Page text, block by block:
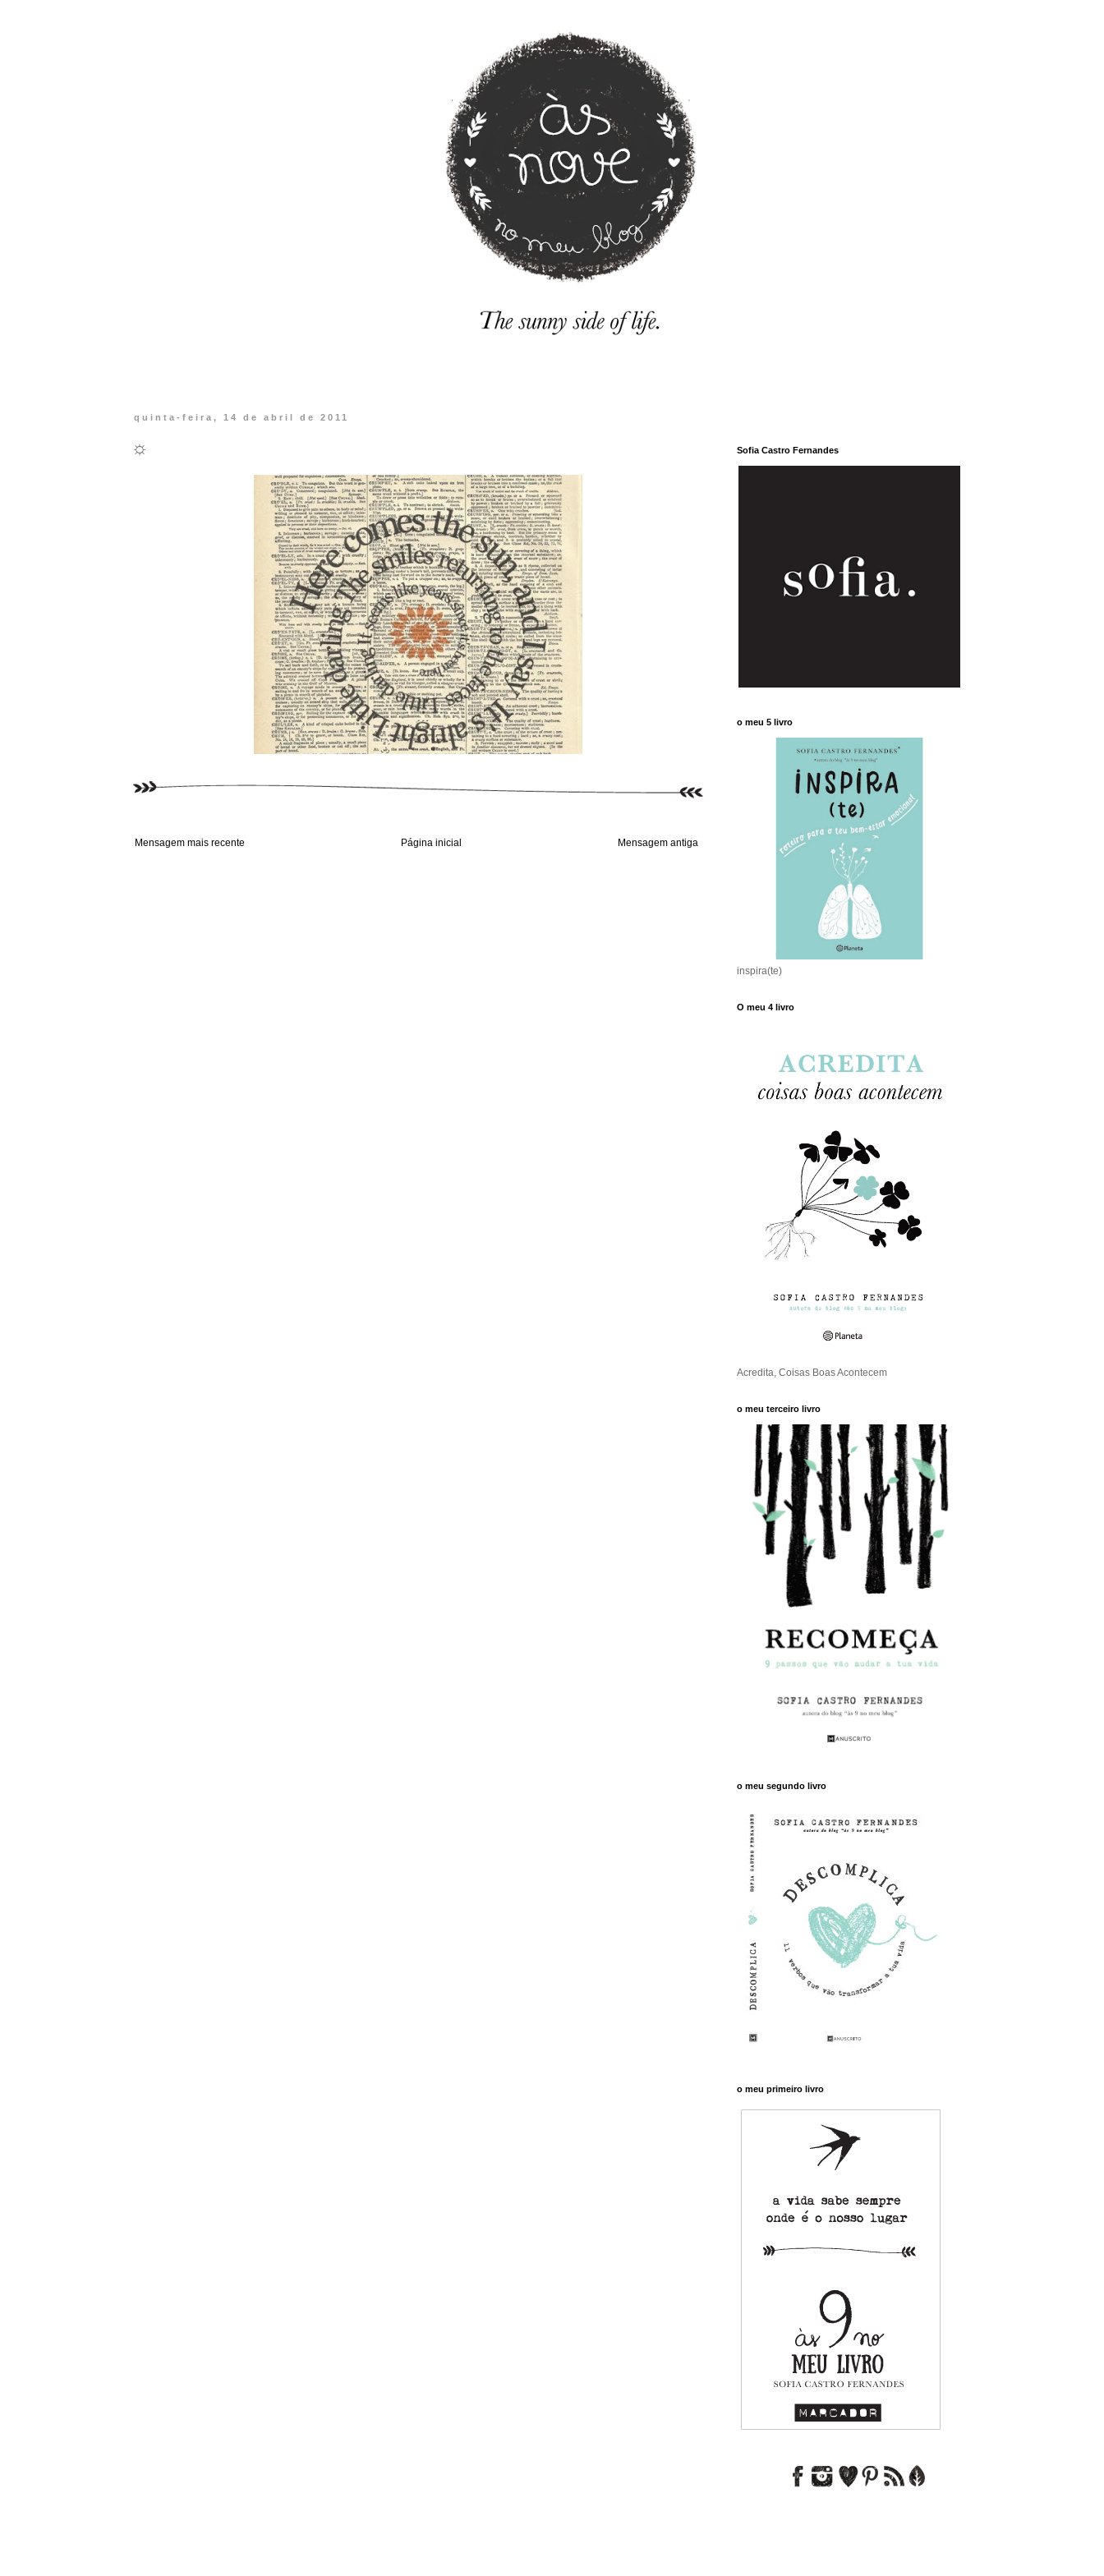
quinta-feira, 14 de abril de 2011
☼
Mensagem mais recente Mensagem antiga
Página inicial
Sofia Castro Fernandes
o meu 5 livro
inspira(te)
O meu 4 livro
Acredita, Coisas Boas Acontecem
o meu terceiro livro
o meu segundo livro
o meu primeiro livro